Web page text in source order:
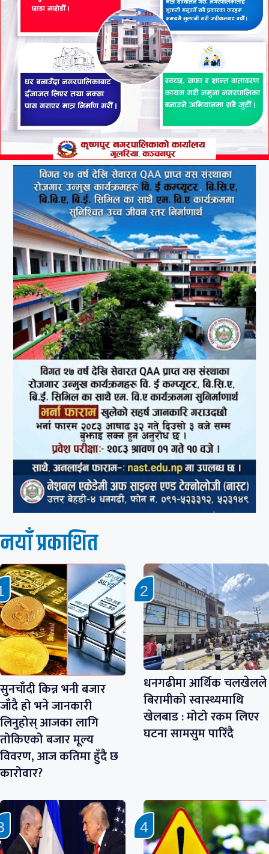
नयाँ प्रकाशित
सुनचाँदी किन्न भनी बजार
जाँदै हो भने जानकारी
लिनुहोस् आजका लागि
तोकिएको बजार मूल्य
विवरण, आज कतिमा हुँदै छ
कारोवार?
धनगढीमा आर्थिक चलखेलले
बिरामीको स्वास्थ्यमाथि
खेलबाड : मोटो रकम लिएर
घटना सामसुम पारिँदै